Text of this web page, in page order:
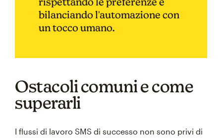
bilanciando l'automazione con
un tocco umano.
Ostacoli comuni e come
superarli
I flussi di lavoro SMS di successo non sono privi di